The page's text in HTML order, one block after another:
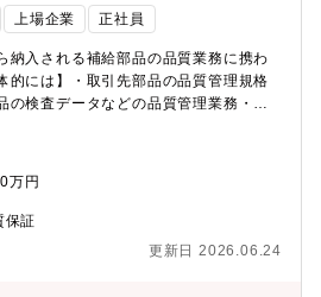
業貢献まで幅広い経験をすることが出
上場企業 正社員
納入される補給部品の品質業務に携わ
的には】・取引先部品の品質管理規格
の検査データなどの品質管理業務・取
、ナビテーション、コントローラ、セ
後、開発導入されていく先進安全技術
ます複雑となっていきます。補給部品
ついても品質の要求度が高くなってい
ができる専門知識を持つ人材を求めて
万円
保証
更新日 2026.06.24